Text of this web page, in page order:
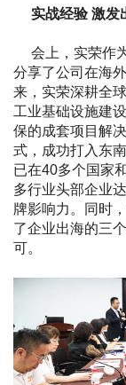
实战经验 激发
会上，实荣作
分享了公司在海
来，实荣深耕全
工业基础设施建
保的成套项目解
式，成功打入东
已在40多个国家
多行业头部企业
牌影响力。同时
了企业出海的三
可。